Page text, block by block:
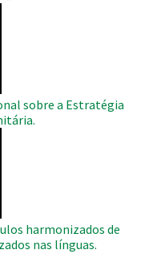
sobre a Estratégia
harmonizados de
nas línguas.